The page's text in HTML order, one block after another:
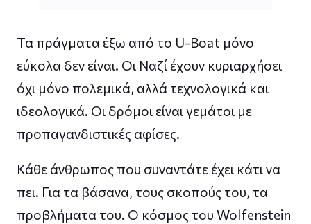
Τα πράγματα έξω από το U-Boat μόνο
εύκολα δεν είναι. Οι Ναζί έχουν κυριαρχήσει
όχι μόνο πολεμικά, αλλά τεχνολογικά και
ιδεολογικά. Οι δρόμοι είναι γεμάτοι με
προπαγανδιστικές αφίσες.
Κάθε άνθρωπος που συναντάτε έχει κάτι να
πει. Για τα βάσανα, τους σκοπούς του, τα
προβλήματα του. Ο κόσμος του Wolfenstein